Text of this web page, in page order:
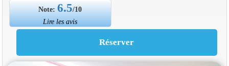
Note:6.5/10
Lire les avis